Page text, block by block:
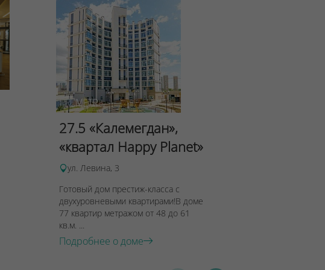
27.5 «Калемегдан»,
«квартал Happy Planet»
ул. Левина, 3
Готовый дом престиж-класса с
двухуровневыми квартирами!В доме
77 квартир метражом от 48 до 61
кв.м. ...
Подробнее о доме